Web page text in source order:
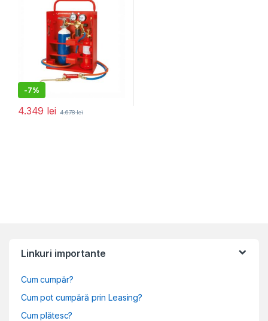
-7%
4.349 lei 4.678lei
Linkuri importante
Cum cumpăr?
Cum pot cumpără prin Leasing?
Cum plătesc?